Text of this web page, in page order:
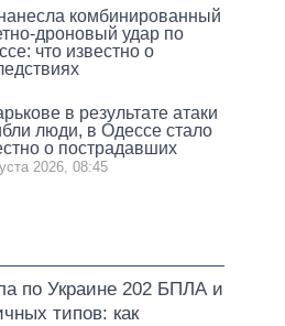
комбинированный
дроновый удар по
что известно о
в результате атаки
люди, в Одессе стало
о пострадавших
2026, 08:45
по Украине 202 БПЛА и
типов: как